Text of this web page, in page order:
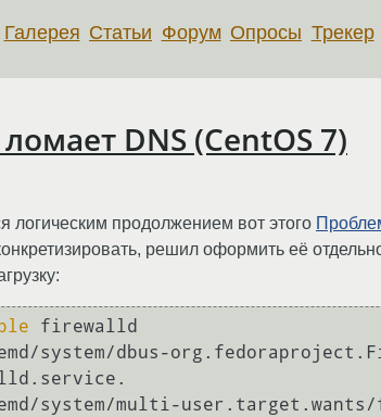
Галерея Статьи Форум Опросы Трекер
DNS (CentOS 7)
логическим продолжением вот этого
решил оформить её
firewalld
system/dbus-
system/multi-